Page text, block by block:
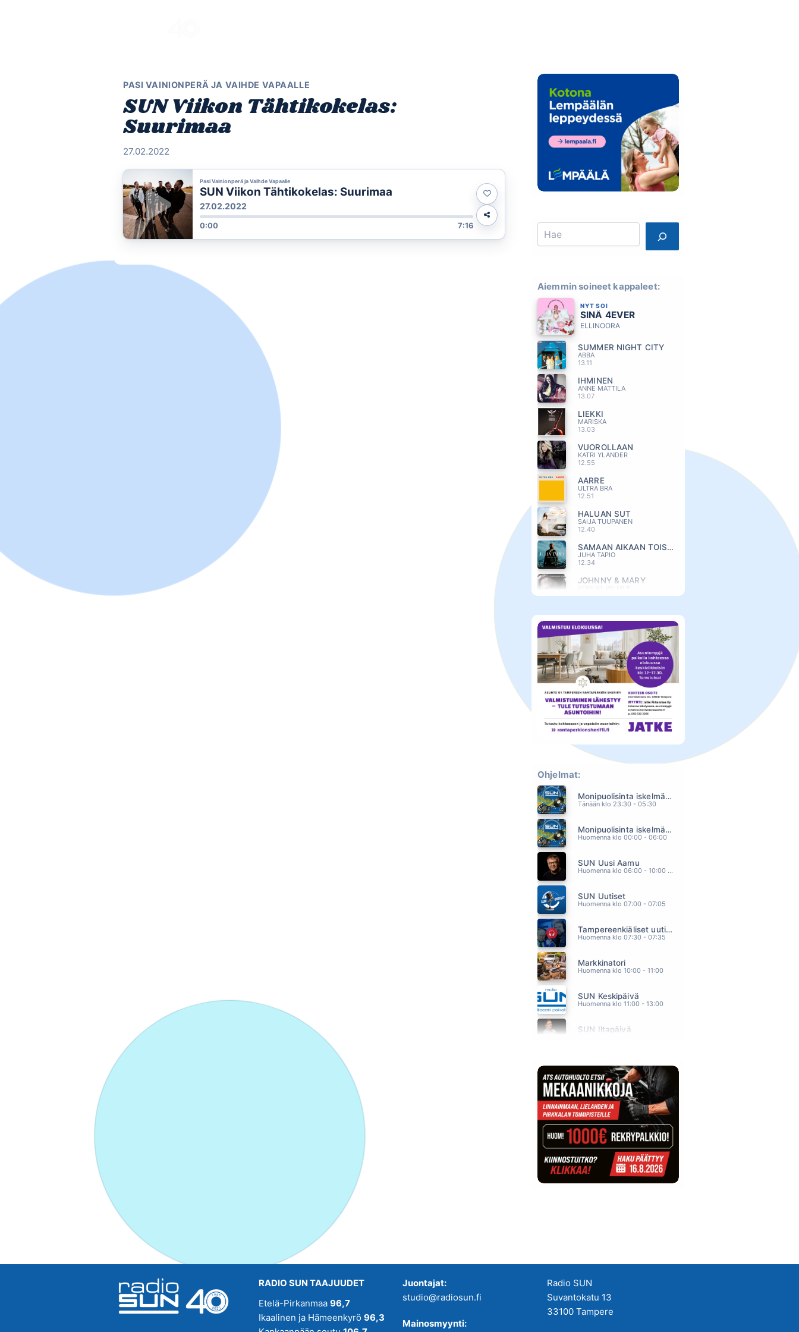
PASI VAINIONPERÄ JA VAIHDE VAPAALLE
SUN Viikon Tähtikokelas:
Suurimaa
27.02.2022
Pasi Vainionperä ja Vaihde Vapaalle
SUN Viikon Tähtikokelas: Suurimaa
27.02.2022
0:00 7:16 Search
Aiemmin soineet kappaleet:
NYT SOI
SINÄ 4EVER
ELLINOORA
SUMMER NIGHT CITY
ABBA
13.11
IHMINEN
ANNE MATTILA
13.07
LIEKKI
MARISKA
13.03
VUOROLLAAN
KATRI YLANDER
12.55
AARRE
ULTRA BRA
12.51
HALUAN SUT
SAIJA TUUPANEN
12.40
SAMAAN AIKAAN TOISAALLA
JUHA TAPIO
12.34
JOHNNY & MARY
12.27
MYSTEERI
CHISU
12.20
P.S. VIELÄKIN
OLLIE
12.14
KEVÄT JA MINÄ (2025)
TOMMI LÄNTINEN
12.08
HUOMINEN ON TUULINEN
RESSU REDFORD
12.03
SINÄ MINUSSA
ANTTI RAISKI
OTA KII
11.51
11.48
11.44
11.38
11.30
11.26
Ohjelmat:
Monipuolisinta iskelmää ja parasta poppia
Tänään klo 23:30 - 05:30
Monipuolisinta iskelmää ja parasta poppia
Huomenna klo 00:00 - 06:00
SUN Uusi Aamu
Huomenna klo 06:00 - 10:00 - Studiossa: Kimmo Hoivassilta
SUN Uutiset
Huomenna klo 07:00 - 07:05
Tampereenkiäliset uutiset
Huomenna klo 07:30 - 07:35
Markkinatori
Huomenna klo 10:00 - 11:00
SUN Keskipäivä
Huomenna klo 11:00 - 13:00
SUN Iltapäivä
RADIO SUN TAAJUUDET
Etelä-Pirkanmaa 96,7
Ikaalinen ja Hämeenkyrö 96,3
Juontajat:
studio@radiosun.fi
Mainosmyynti:
Radio SUN
Suvantokatu 13
33100 Tampere